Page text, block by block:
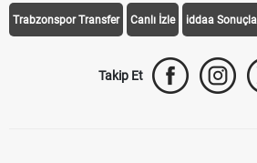
Trabzonspor Transfer Canlı İzle iddaa
Takip Et